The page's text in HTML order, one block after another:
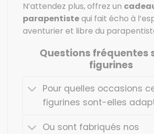
N’attendez plus, offrez un
parapentistequi fait écho à
aventurier et libre du
Questions fréquentes
figurines
Pour quelles occasions
figurines sont-elles
Ou sont fabriqués nos